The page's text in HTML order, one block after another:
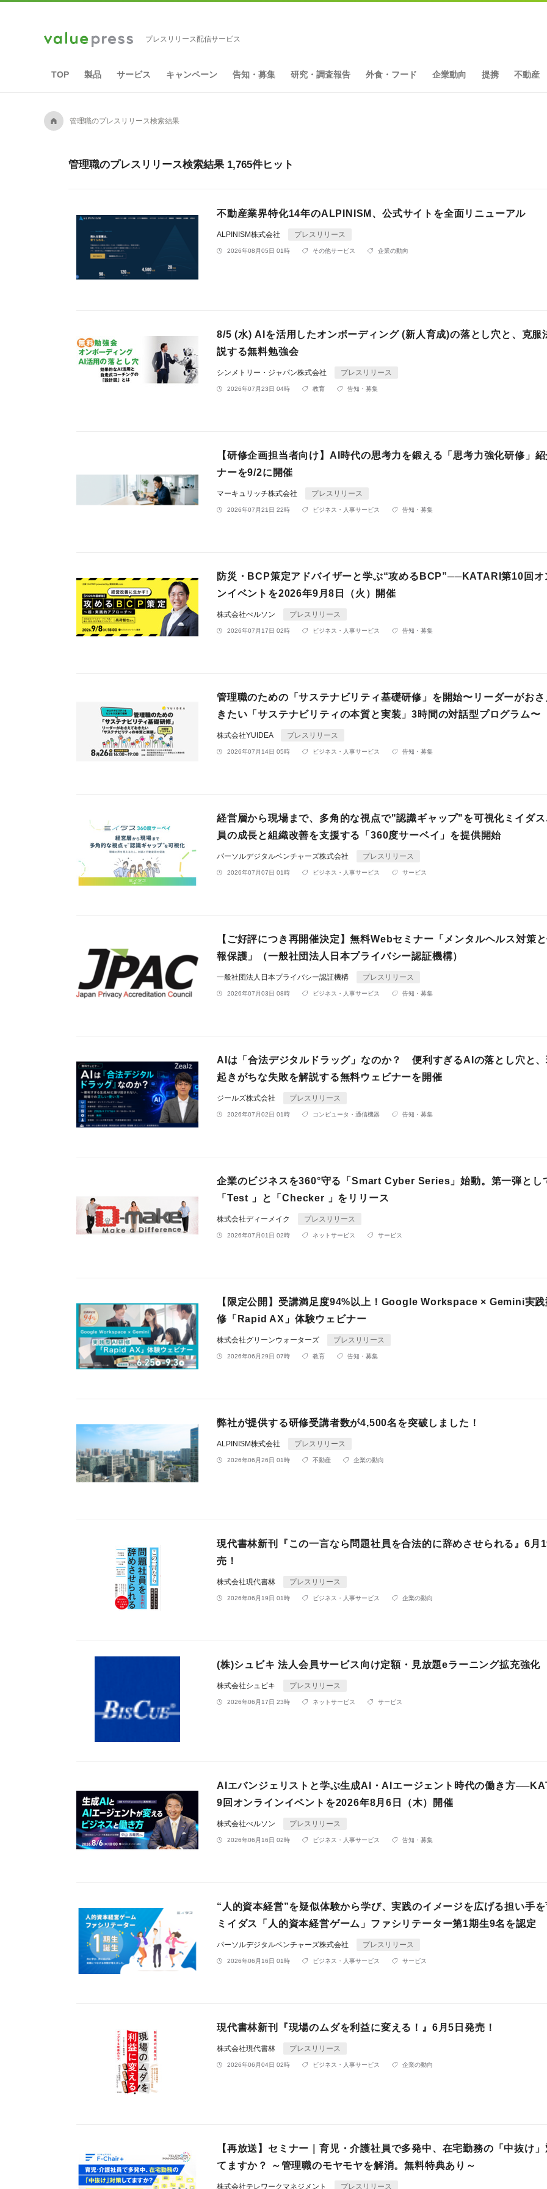
プレスリリース配信サービス
TOP 製品 サービス キャンペーン 告知・募集 研究・調査報告 外食・フード 企業動向 提携 不動産
A 管理職のプレスリリース検索結果
管理職のプレスリリース検索結果 1,765件ヒット
不動産業界特化14年のALPINISM、公式サイトを全面リニューアル
ALPINISM株式会社 プレスリリース
2026年08月05日 01時 その他サービス 企業の動向
8/5 (水) AIを活用したオンボーディング (新人育成)の落とし穴と、克服
説する無料勉強会
シンメトリー・ジャパン株式会社 プレスリリース
2026年07月23日 04時 教育 告知・募集
【研修企画担当者向け】AI時代の思考力を鍛える「思考力強化研修」
ナーを9/2に開催
マーキュリッチ株式会社 プレスリリース
2026年07月21日 22時 ビジネス・人事サービス 告知・募集
防災・BCP策定アドバイザーと学ぶ“攻めるBCP”──KATARI第10回オ
ンイベントを2026年9月8日（火）開催
株式会社ぺルソン プレスリリース
2026年07月17日 02時 ビジネス・人事サービス 告知・募集
管理職のための「サステナビリティ基礎研修」を開始〜リーダーがお
きたい「サステナビリティの本質と実装」3時間の対話型プログラム〜
株式会社YUIDEA プレスリリース
2026年07月14日 05時 ビジネス・人事サービス 告知・募集
経営層から現場まで、多角的な視点で"認識ギャップ"を可視化ミイダ
員の成長と組織改善を支援する「360度サーベイ」を提供開始
パーソルデジタルベンチャーズ株式会社 プレスリリース
2026年07月07日 01時 ビジネス・人事サービス サービス
【ご好評につき再開催決定】無料Webセミナー「メンタルヘルス対策
報保護」（一般社団法人日本プライバシー認証機構）
一般社団法人日本プライバシー認証機構 プレスリリース
2026年07月03日 08時 ビジネス・人事サービス 告知・募集
AIは「合法デジタルドラッグ」なのか？ 便利すぎるAIの落とし穴と
起きがちな失敗を解説する無料ウェビナーを開催
ジールズ株式会社 プレスリリース
2026年07月02日 01時 コンピュータ・通信機器 告知・募集
企業のビジネスを360°守る「Smart Cyber Series」始動。第一弾とし
「Test 」と「Checker 」をリリース
株式会社ディーメイク プレスリリース
2026年07月01日 02時 ネットサービス サービス
【限定公開】受講満足度94%以上！Google Workspace × Gemini実
修「Rapid AX」体験ウェビナー
株式会社グリーンウォーターズ プレスリリース
2026年06月29日 07時 教育 告知・募集
弊社が提供する研修受講者数が4,500名を突破しました！
ALPINISM株式会社 プレスリリース
2026年06月26日 01時 不動産 企業の動向
現代書林新刊『この一言なら問題社員を合法的に辞めさせられる』6月
売！
株式会社現代書林 プレスリリース
2026年06月19日 01時 ビジネス・人事サービス 企業の動向
(株)シュビキ 法人会員サービス向け定額・見放題eラーニング拡充強化
株式会社シュビキ プレスリリース
2026年06月17日 23時 ネットサービス サービス
AIエバンジェリストと学ぶ生成AI・AIエージェント時代の働き方
9回オンラインイベントを2026年8月6日（木）開催
株式会社ぺルソン プレスリリース
2026年06月16日 02時 ビジネス・人事サービス 告知・募集
“人的資本経営”を疑似体験から学び、実践のイメージを広げる担い手
ミイダス「人的資本経営ゲーム」ファシリテーター第1期生9名を認定
パーソルデジタルベンチャーズ株式会社 プレスリリース
2026年06月16日 01時 ビジネス・人事サービス サービス
現代書林新刊『現場のムダを利益に変える！』6月5日発売！
株式会社現代書林 プレスリリース
2026年06月04日 02時 ビジネス・人事サービス 企業の動向
【再放送】セミナー｜育児・介護社員で多発中、在宅勤務の「中抜け
てますか？ ～管理職のモヤモヤを解消。無料特典あり～
株式会社テレワークマネジメント プレスリリース